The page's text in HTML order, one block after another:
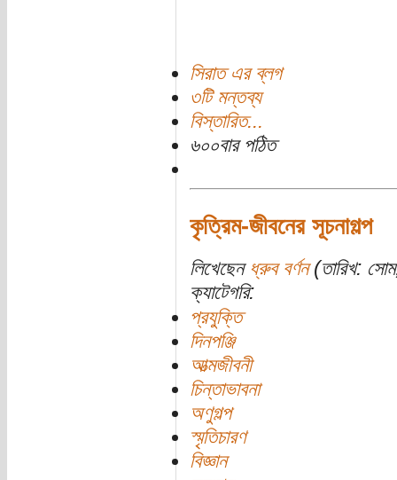
সিরাত এর ব্লগ
৩টি মন্তব্য
বিস্তারিত...
৬০০বার পঠিত
কৃত্রিম-জীবনের সূচনাগল্প
লিখেছেন ধ্রুব বর্ণন(তারিখ:
ক্যাটেগরি:
প্রযুক্তি
দিনপঞ্জি
আত্মজীবনী
চিন্তাভাবনা
অণুগল্প
স্মৃতিচারণ
বিজ্ঞান